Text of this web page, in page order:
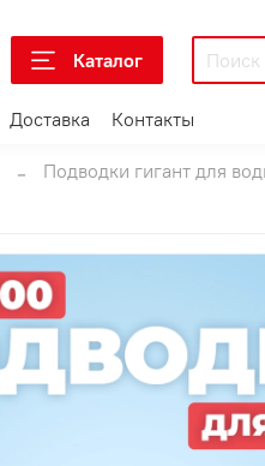
Каталог
Доставка Контакты
Подводки гигант для